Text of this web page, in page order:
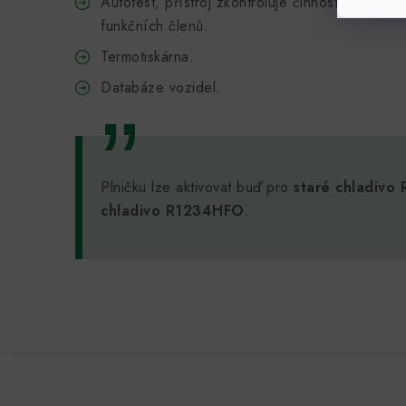
funkčních členů.
Termotiskárna.
Databáze vozidel.
Plničku lze aktivovat buď pro staré chladivo
chladivo R1234HFO.